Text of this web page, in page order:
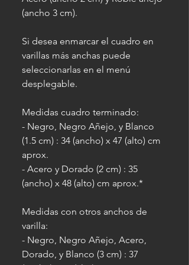
(ancho 3 cm).
Si desea enmarcar el cuadro en
varillas más anchas puede
seleccionarlas en el menú
desplegable.
Medidas cuadro terminado:
- Negro, Negro Añejo, y Blanco
(1.5 cm) : 34 (ancho) x 47 (alto) cm
aprox.
- Acero y Dorado (2 cm) : 35
(ancho) x 48 (alto) cm aprox.*
Medidas con otros anchos de
varilla:
- Negro, Negro Añejo, Acero,
Dorado, y Blanco (3 cm) : 37